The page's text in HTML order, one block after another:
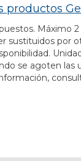
productos
Máximo
sustituidos por
se agoten las